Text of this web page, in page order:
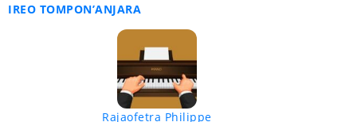
IREO TOMPON’ANJARA
Rajaofetra Philippe